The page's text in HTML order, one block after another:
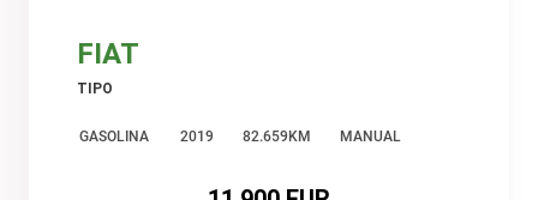
FIAT
TIPO
GASOLINA 2019 82.659KM MANUAL